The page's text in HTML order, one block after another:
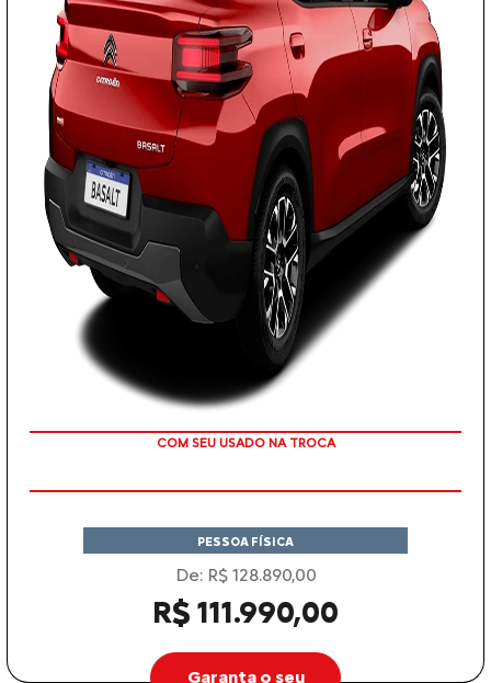
TAXA ZERO
PESSOA FÍSICA
De: R$ 128.890,00
R$ 111.990,00
Garanta o seu